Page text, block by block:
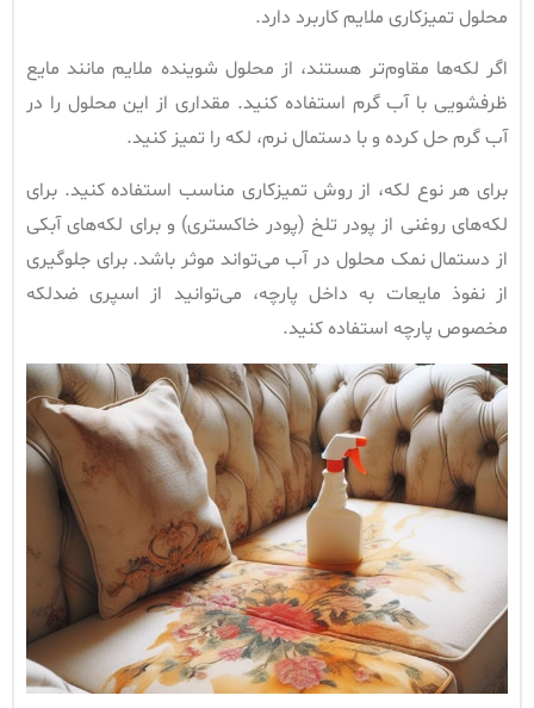
محلول تمیزکاری ملایم کاربرد دارد.
اگر لکه‌ها مقاوم‌تر هستند، از محلول شوینده ملایم مانند مایع
ظرفشویی با آب گرم استفاده کنید. مقداری از این محلول را در
آب گرم حل کرده و با دستمال نرم، لکه را تمیز کنید.
برای هر نوع لکه، از روش تمیزکاری مناسب استفاده کنید. برای
لکه‌های روغنی از پودر تلخ (پودر خاکستری) و برای لکه‌های آبکی
از دستمال نمک محلول در آب می‌تواند موثر باشد. برای جلوگیری
از نفوذ مایعات به داخل پارچه، می‌توانید از اسپری ضدلکه
مخصوص پارچه استفاده کنید.